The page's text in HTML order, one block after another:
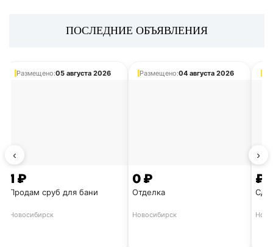
БЫСТРАЯ
ПОСЛЕДНИЕ ОБЪЯВЛЕНИЯ
‹ ›
Размещено:05 августа 2026
1 ₽
Продам сруб для бани
Новосибирск
Размещено:04 августа 2026
0 ₽
Отделка
Новосибирск
₽